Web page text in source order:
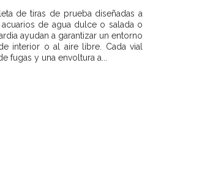
de tiras de prueba diseñadas a
de agua dulce o salada o
ayudan a garantizar un entorno
interior o al aire libre. Cada vial
fugas y una envoltura a...